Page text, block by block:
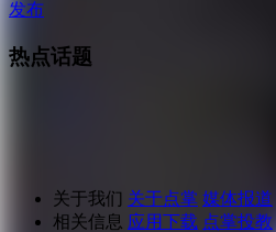
发布
热点话题
关于我们 关于点掌 媒体报道
相关信息 应用下载 点掌投教